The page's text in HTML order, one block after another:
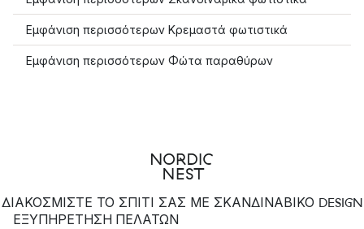
Εμφάνιση περισσότερων Κρεμαστά φωτιστικά
Εμφάνιση περισσότερων Φώτα παραθύρων
ΔΙΑΚΟΣΜΙΣΤΕ ΤΟ ΣΠΙΤΙ ΣΑΣ ΜΕ ΣΚΑΝΔΙΝΑΒΙΚΟ DESIGN
ΕΞΥΠΗΡΈΤΗΣΗ ΠΕΛΑΤΏΝ